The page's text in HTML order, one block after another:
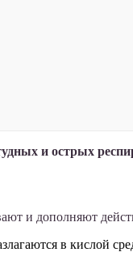
и острых
и дополняют
в кислой